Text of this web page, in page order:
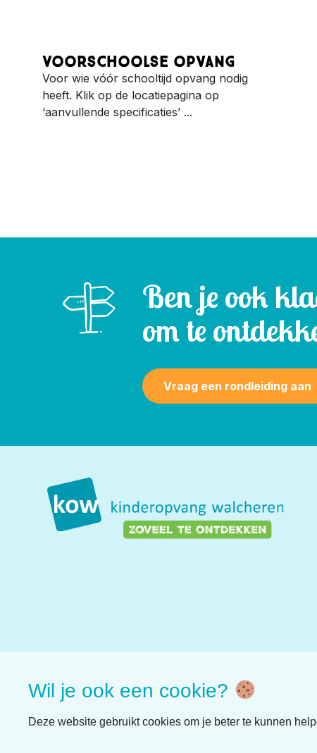
Voorschoolse opvang
Voor wie vóór schooltijd opvang nodig
heeft. Klik op de locatiepagina op
‘aanvullende specificaties’ ...
Ben je ook
om te
Vraag een rondleiding aan
Wil je ook een cookie?
Deze website gebruikt cookies om je beter te kunnen